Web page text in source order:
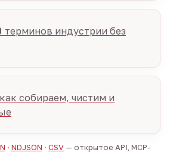
терминов индустрии без
как собираем, чистим и
· NDJSON · CSV — открытое API, MCP-